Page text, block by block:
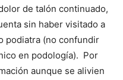
de talón continuado,
sin haber visitado a
podiatra (no confundir
en podología). Por
aunque se alivien